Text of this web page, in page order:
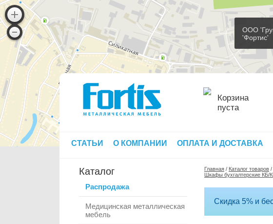
ООО
'Фортис'
Корзина
пуста
СТАТЬИ О КОМПАНИИ ОПЛАТА И ДОСТАВКА
Каталог
Распродажа
Медицинская металлическая
мебель
Главная / Каталог товаров /
Шкафы бухгалтерские КБ/
Скидка 5% и